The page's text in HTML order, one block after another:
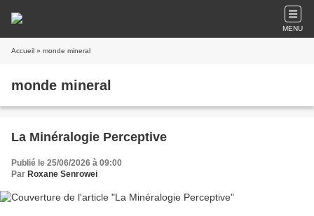
MENU
Accueil » monde mineral
monde mineral
La Minéralogie Perceptive
Publié le 25/06/2026 à 09:00
Par Roxane Senrowei